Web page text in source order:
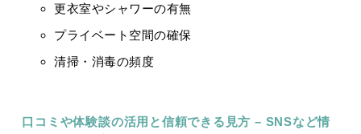
更衣室やシャワーの有無
プライベート空間の確保
清掃・消毒の頻度
口コミや体験談の活用と信頼できる見方 – SNSなど情